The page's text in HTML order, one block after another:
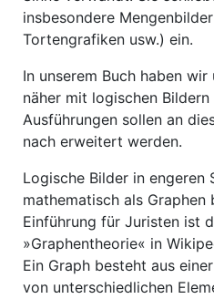
insbesondere
Tortengrafiken usw.) ein.
In unserem Buch haben wir
näher mit logischen
Ausführungen sollen an
nach erweitert werden.
Logische Bilder in engeren
mathematisch als Graphen
Einführung für Juristen ist
»Graphentheorie« in
Ein Graph besteht aus
von unterschiedlichen